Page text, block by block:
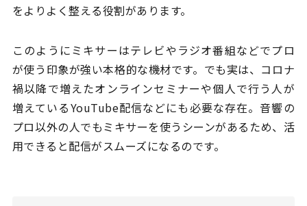
をよりよく整える役割があります。
このようにミキサーはテレビやラジオ番組などでプロ
が使う印象が強い本格的な機材です。でも実は、コロナ
禍以降で増えたオンラインセミナーや個人で行う人が
増えているYouTube配信などにも必要な存在。音響の
プロ以外の人でもミキサーを使うシーンがあるため、活
用できると配信がスムーズになるのです。